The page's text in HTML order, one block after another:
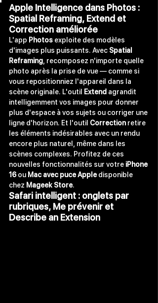
Apple Intelligence dans Photos :
Spatial Reframing, Extend et
Correction améliorée
L'app Photos exploite des modèles
d'images plus puissants. Avec Spatial
Reframing, recomposez n'importe quelle
photo après la prise de vue — comme si
vous repositionniez l'appareil dans la
scène originale. L'outil
Extend agrandit
intelligemment vos images pour donner
plus d'espace à vos sujets ou corriger une
ligne d'horizon. Et l'outil Correction retire
les éléments indésirables avec un rendu
encore plus naturel, même dans les
scènes complexes. Profitez de ces
nouvelles fonctionnalités sur votre iPhone
16 ou Mac avec puce Apple disponible
chez Mageek Store.
Safari intelligent : onglets par
rubriques, Me prévenir et
Describe an Extension